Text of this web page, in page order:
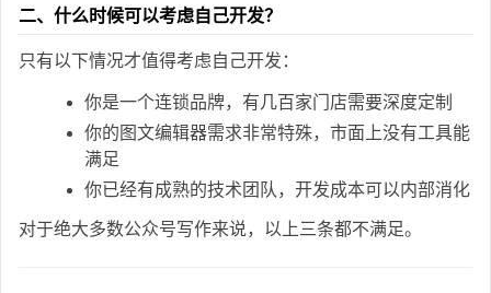
二、什么时候可以考虑自己开发？
只有以下情况才值得考虑自己开发：
你是一个连锁品牌，有几百家门店需要深度定制
你的图文编辑器需求非常特殊，市面上没有工具能
满足
你已经有成熟的技术团队，开发成本可以内部消化
对于绝大多数公众号写作来说，以上三条都不满足。